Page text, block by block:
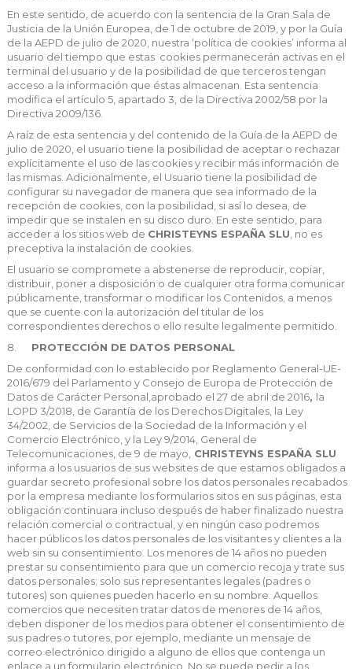
En este sentido, de acuerdo con la sentencia de la Gran Sala de
Justicia de la Unión Europea, de 1 de octubre de 2019, y por la Guía
de la AEPD de julio de 2020, nuestra ‘política de cookies’ informa al
usuario del tiempo que estas cookies permanecerán activas en el
terminal del usuario y de la posibilidad de que terceros tengan
acceso a la información que éstas almacenan. Esta sentencia
modifica el artículo 5, apartado 3, de la Directiva 2002/58 por la
Directiva 2009/136.
A raíz de esta sentencia y del contenido de la Guía de la AEPD de
julio de 2020, el usuario tiene la posibilidad de aceptar o rechazar
explícitamente el uso de las cookies y recibir más información de
las mismas. Adicionalmente, el Usuario tiene la posibilidad de
configurar su navegador de manera que sea informado de la
recepción de cookies, con la posibilidad, si así lo desea, de
impedir que se instalen en su disco duro. En este sentido, para
acceder a los sitios web de CHRISTEYNS ESPAÑA SLU , no es
preceptiva la instalación de cookies.
El usuario se compromete a abstenerse de reproducir, copiar,
distribuir, poner a disposición o de cualquier otra forma comunicar
públicamente, transformar o modificar los Contenidos, a menos
que se cuente con la autorización del titular de los
correspondientes derechos o ello resulte legalmente permitido.
PROTECCIÓN DE DATOS PERSONAL
De conformidad con lo establecido por Reglamento General-UE-
2016/679 del Parlamento y Consejo de Europa de Protección de
Datos de Carácter Personal,aprobado el 27 de abril de 2016, la
LOPD 3/2018, de Garantía de los Derechos Digitales, la Ley
34/2002, de Servicios de la Sociedad de la Información y el
Comercio Electrónico, y la Ley 9/2014, General de
Telecomunicaciones, de 9 de mayo, CHRISTEYNS ESPAÑA SLU
informa a los usuarios de sus websites de que estamos obligados a
guardar secreto profesional sobre los datos personales recabados
por la empresa mediante los formularios sitos en sus páginas, esta
obligación continuara incluso después de haber finalizado nuestra
relación comercial o contractual, y en ningún caso podremos
hacer públicos los datos personales de los visitantes y clientes a la
web sin su consentimiento. Los menores de 14 años no pueden
prestar su consentimiento para que un comercio recoja y trate sus
datos personales; solo sus representantes legales (padres o
tutores) son quienes pueden hacerlo en su nombre. Aquellos
comercios que necesiten tratar datos de menores de 14 años,
deben disponer de los medios para obtener el consentimiento de
sus padres o tutores, por ejemplo, mediante un mensaje de
correo electrónico dirigido a alguno de ellos que contenga un
enlace a un formulario electrónico. No se puede pedir a los